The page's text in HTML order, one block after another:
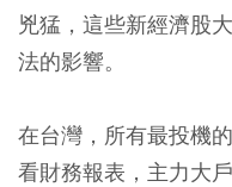
兇猛，這些新經濟股
法的影響。
在台灣，所有最投機
看財務報表，主力大